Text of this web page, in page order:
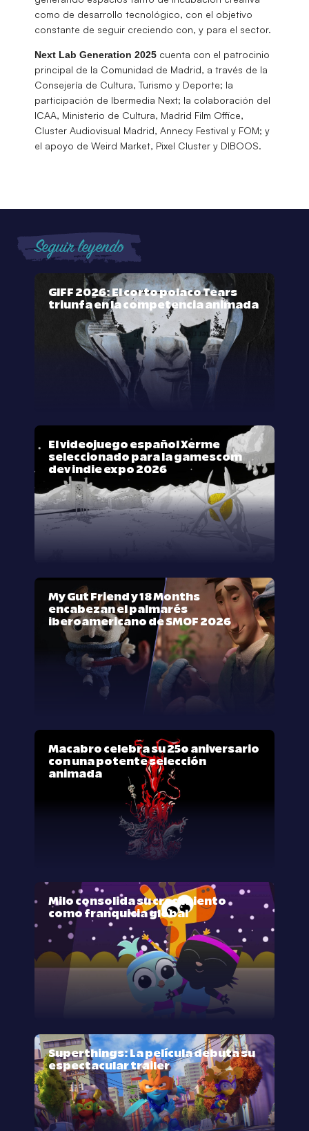
como de desarrollo tecnológico, con el objetivo
constante de seguir creciendo con, y para el sector.
Next Lab Generation 2025 cuenta con el patrocinio
principal de la Comunidad de Madrid, a través de la
Consejería de Cultura, Turismo y Deporte; la
participación de Ibermedia Next; la colaboración del
ICAA, Ministerio de Cultura, Madrid Film Office,
Cluster Audiovisual Madrid, Annecy Festival y FOM; y
el apoyo de Weird Market, Pixel Cluster y DIBOOS.
Seguir leyendo
GIFF 2026: El corto polaco Tears
triunfa en la competencia animada
El videojuego español Xerme
seleccionado para la gamescom
dev indie expo 2026
My Gut Friend y 18 Months
encabezan el palmarés
iberoamericano de SMOF 2026
Macabro celebra su 25º aniversario
con una potente selección
animada
Milo consolida su crecimiento
como franquicia global
Superthings: La película debuta su
espectacular trailer